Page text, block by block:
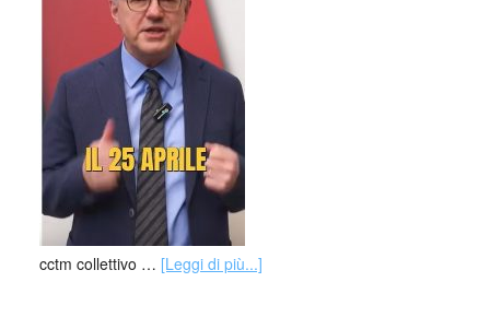
cctm collettivo … [Leggi di più...]